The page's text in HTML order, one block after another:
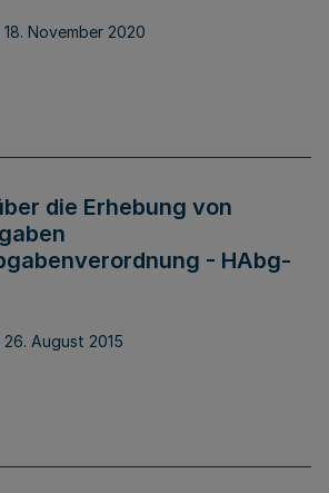
18. November 2020
die Erhebung von
- HAbg-
26. August 2015